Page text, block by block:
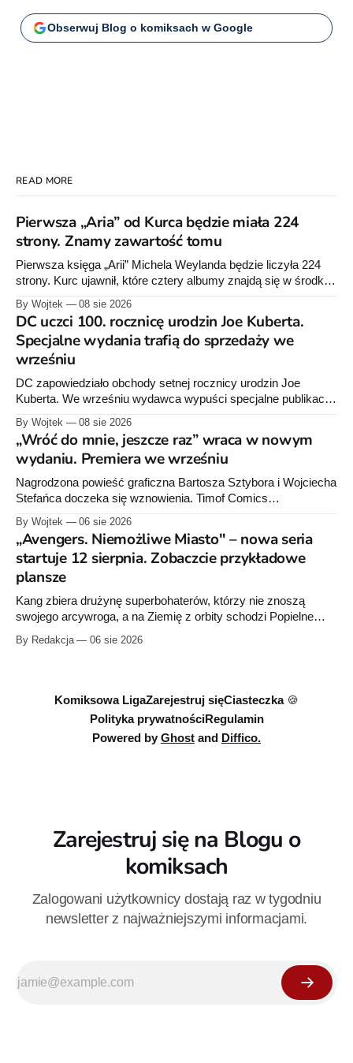
Obserwuj Blog o komiksach w Google
READ MORE
Pierwsza „Aria” od Kurca będzie miała 224
strony. Znamy zawartość tomu
Pierwsza księga „Arii” Michela Weylanda będzie liczyła 224
strony. Kurc ujawnił, które cztery albumy znajdą się w środku i
By Wojtek 08 sie 2026
DC uczci 100. rocznicę urodzin Joe Kuberta.
Specjalne wydania trafią do sprzedaży we
wrześniu
DC zapowiedziało obchody setnej rocznicy urodzin Joe
Kuberta. We wrześniu wydawca wypuści specjalne publikacje
sprzedaży niemal dokładnie w dniu jego urodzin.
By Wojtek 08 sie 2026
„Wróć do mnie, jeszcze raz” wraca w nowym
wydaniu. Premiera we wrześniu
Nagrodzona powieść graficzna Bartosza Sztybora i Wojciecha
Stefańca doczeka się wznowienia. Timof Comics
raz”, którego pierwsze wydanie ukazało się w 2015 roku.
By Wojtek 06 sie 2026
„Avengers. Niemożliwe Miasto" – nowa seria
startuje 12 sierpnia. Zobaczcie przykładowe
plansze
Kang zbiera drużynę superbohaterów, którzy nie znoszą
swojego arcywroga, a na Ziemię z orbity schodzi Popielne
serii Avengers autorstwa Jeda MacKaya trafia do sklepów 12
By Redakcja 06 sie 2026
Komiksowa LigaZarejestruj sięCiasteczka 🍪
Polityka prywatnościRegulamin
Powered by Ghost and Diffico.
Zarejestruj się na Blogu o
komiksach
Zalogowani użytkownicy dostają raz w tygodniu
newsletter z najważniejszymi informacjami.